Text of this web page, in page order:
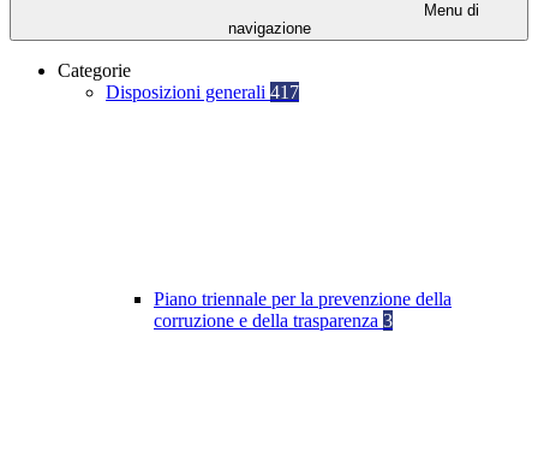
Menu di
navigazione
Categorie
Disposizioni generali 417
Piano triennale per la prevenzione della
corruzione e della trasparenza 3